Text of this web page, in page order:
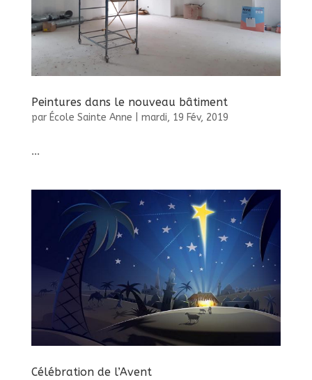
Peintures dans le nouveau bâtiment
par École Sainte Anne mardi, 19 Fév, 2019
...
Célébration de l’Avent